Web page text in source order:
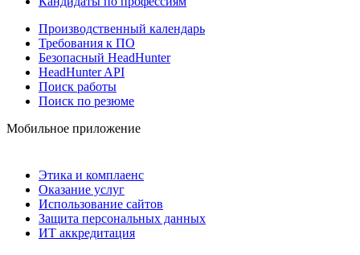
Производственный календарь
Требования к ПО
Безопасный HeadHunter
HeadHunter API
Поиск работы
Поиск по резюме
Мобильное приложение
Этика и комплаенс
Оказание услуг
Использование сайтов
Защита персональных данных
ИТ аккредитация